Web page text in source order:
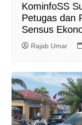
KominfoSS
Petugas dan
Sensus
Rajab Umar